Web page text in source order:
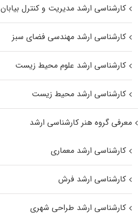
کارشناسی ارشد مدیریت و کنترل بیابان
کارشناسی ارشد مهندسی فضای سبز
کارشناسی ارشد علوم محیط‌ زیست
کارشناسی ارشد محیط زیست
معرفی گروه هنر کارشناسی ارشد
کارشناسی ارشد معماری
کارشناسی ارشد فرش
کارشناسی ارشد طراحی شهری